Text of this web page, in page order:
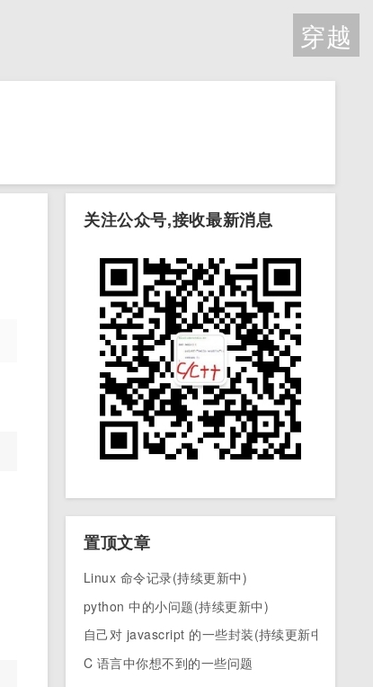
关注公众号,接收最新消息
置顶文章
Linux 命令记录(持续更新中)
python 中的小问题(持续更新中)
自己对 javascript 的一些封装(持续更新中)
C 语言中你想不到的一些问题
穿越